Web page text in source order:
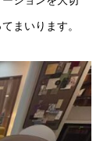
まいります。